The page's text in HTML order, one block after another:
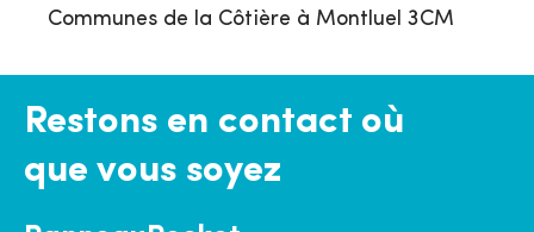
Communes de la Côtière à Montluel 3CM
Restons en contact où
que vous soyez